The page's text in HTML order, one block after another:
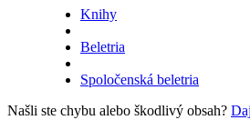
Knihy
Beletria
Spoločenská beletria
Našli ste chybu alebo škodlivý obsah?